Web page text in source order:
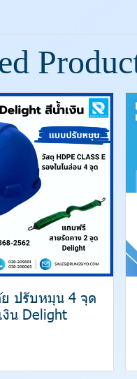
ปรับหมุน 4 จุด
งิน Delight